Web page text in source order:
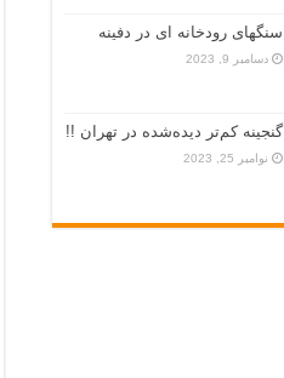
سنگهای رودخانه ای در دفینه
دسامبر 9, 2023
گنجینه کم‌تر دیده‌شده در تهران !!
نوامبر 25, 2023